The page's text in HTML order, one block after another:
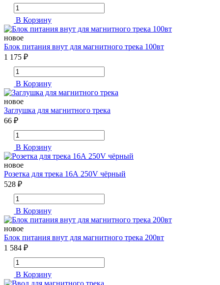
В Корзину
новое
Блок питания внут для магнитного трека 100вт
1 175 ₽
В Корзину
новое
Заглушка для магнитного трека
66 ₽
В Корзину
новое
Розетка для трека 16А 250V чёрный
528 ₽
В Корзину
новое
Блок питания внут для магнитного трека 200вт
1 584 ₽
В Корзину